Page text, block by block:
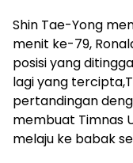
Shin Tae-Yong
menit ke-79,
posisi yang
lagi yang
pertandingan
membuat Timnas
melaju ke babak